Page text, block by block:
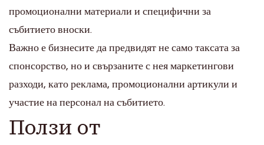
промоционални материали и специфични за
събитието вноски.
Важно е бизнесите да предвидят не само таксата за
спонсорство, но и свързаните с нея маркетингови
разходи, като реклама, промоционални артикули и
участие на персонал на събитието.
Ползи от